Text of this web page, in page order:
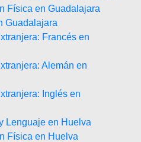
Física en Guadalajara
Guadalajara
Francés en
Alemán en
Inglés en
Lenguaje en Huelva
Física en Huelva